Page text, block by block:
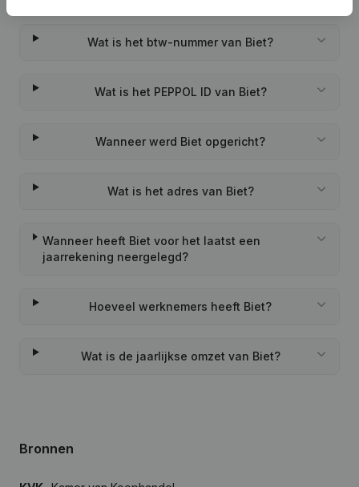
Wat is het btw-nummer van Biet?
Wat is het PEPPOL ID van Biet?
Wanneer werd Biet opgericht?
Wat is het adres van Biet?
Wanneer heeft Biet voor het laatst een
jaarrekening neergelegd?
Hoeveel werknemers heeft Biet?
Wat is de jaarlijkse omzet van Biet?
Bronnen